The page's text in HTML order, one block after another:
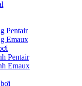
Pentair
Emaux
Pentair
Emaux